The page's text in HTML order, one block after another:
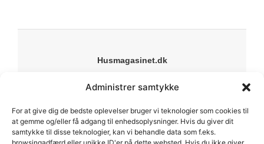
Administrer samtykke
For at give dig de bedste oplevelser bruger vi teknologier som cookies til
at gemme og/eller få adgang til enhedsoplysninger. Hvis du giver dit
samtykke til disse teknologier, kan vi behandle data som f.eks.
Husmagasinet.dk
inspiration, guides og anbefalinger til alt fra indretning
Forside
Om os